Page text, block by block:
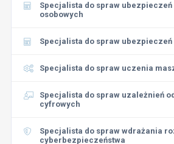
Specjalista do spraw ubezpieczeń
osobowych
Specjalista do spraw ubezpieczeń
Specjalista do spraw uczenia
Specjalista do spraw uzależnień
cyfrowych
Specjalista do spraw wdrażania
cyberbezpieczeństwa